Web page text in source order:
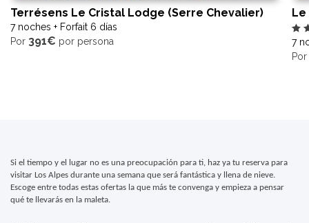
Terrésens Le Cristal Lodge (Serre Chevalier)
7 noches + Forfait 6 días
Por 391€ por persona
Le
7
Por
Si el tiempo y el lugar no es una preocupación para ti, haz ya tu reserva para
visitar Los Alpes durante una semana que será fantástica y llena de nieve.
Escoge entre todas estas ofertas la que más te convenga y empieza a pensar
qué te llevarás en la maleta.